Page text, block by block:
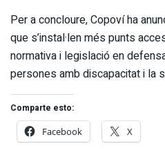
Per a concloure, Copoví ha
que s’instal·len més punts
normativa i legislació en
persones amb discapacitat i la
Comparte esto:
Facebook
X